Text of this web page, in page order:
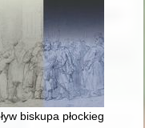
powstaniu styczniowym
biskupa płockiego